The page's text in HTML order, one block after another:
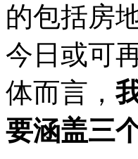
的包括房
今日或可
体而言，
要涵盖三